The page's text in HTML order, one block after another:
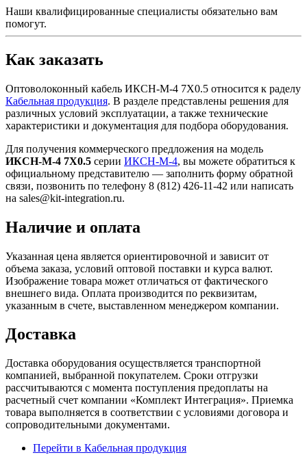
Наши квалифицированные специалисты обязательно вам
помогут.
Как заказать
Оптоволоконный кабель ИКСН-М-4 7Х0.5 относится к раделу
Кабельная продукция. В разделе представлены решения для
различных условий эксплуатации, а также технические
характеристики и документация для подбора оборудования.
Для получения коммерческого предложения на модель
ИКСН-М-4 7Х0.5 серии ИКСН-М-4, вы можете обратиться к
официальному представителю — заполнить форму обратной
связи, позвонить по телефону 8 (812) 426-11-42 или написать
на sales@kit-integration.ru.
Наличие и оплата
Указанная цена является ориентировочной и зависит от
объема заказа, условий оптовой поставки и курса валют.
Изображение товара может отличаться от фактического
внешнего вида. Оплата производится по реквизитам,
указанным в счете, выставленном менеджером компании.
Доставка
Доставка оборудования осуществляется транспортной
компанией, выбранной покупателем. Сроки отгрузки
рассчитываются с момента поступления предоплаты на
расчетный счет компании «Комплект Интеграция». Приемка
товара выполняется в соответствии с условиями договора и
сопроводительными документами.
Перейти в Кабельная продукция